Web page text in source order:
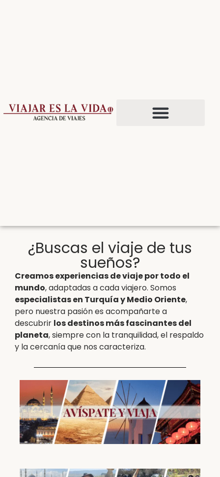
¿Buscas el viaje de tus
sueños?
Creamos experiencias de viaje por todo el
mundo, adaptadas a cada viajero. Somos
especialistas en Turquía y Medio Oriente,
pero nuestra pasión es acompañarte a
descubrir los destinos más fascinantes del
planeta, siempre con la tranquilidad, el respaldo
y la cercanía que nos caracteriza.